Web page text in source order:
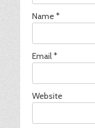
Name*
Email*
Website